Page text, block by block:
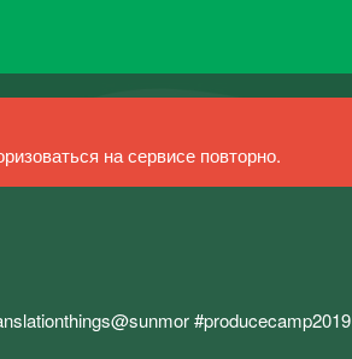
на сервисе повторно.
#producecamp2019